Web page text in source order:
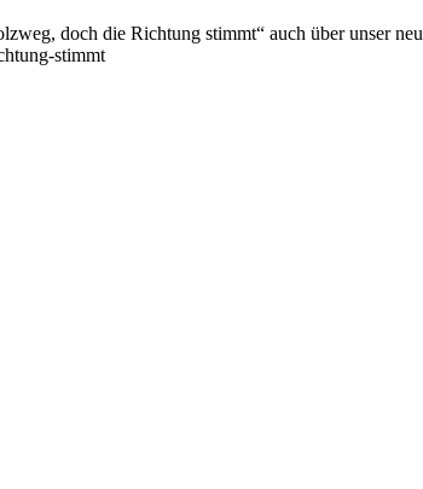
doch die Richtung stimmt“ auch über unser
stimmt